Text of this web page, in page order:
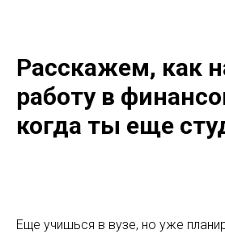
Расскажем, как
работу в
когда ты еще
Еще учишься в вузе, но уже